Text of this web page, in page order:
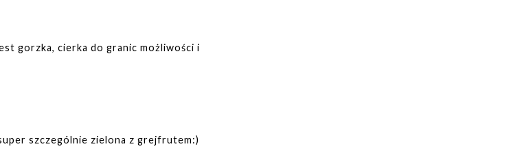
gorzka, cierka do granic możliwości i
szczególnie zielona z grejfrutem:)